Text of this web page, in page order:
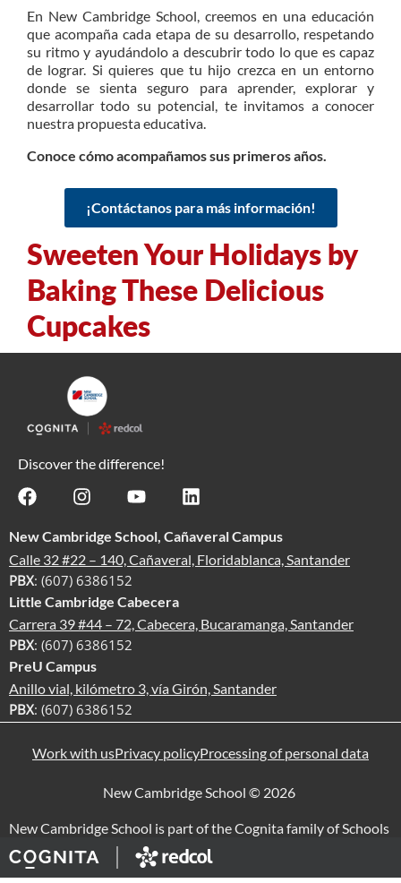
En New Cambridge School, creemos en una educación
que acompaña cada etapa de su desarrollo, respetando
su ritmo y ayudándolo a descubrir todo lo que es capaz
de lograr. Si quieres que tu hijo crezca en un entorno
donde se sienta seguro para aprender, explorar y
desarrollar todo su potencial, te invitamos a conocer
nuestra propuesta educativa.
Conoce cómo acompañamos sus primeros años.
¡Contáctanos para más información!
Sweeten Your Holidays by
Baking These Delicious
Cupcakes
Discover the difference!
New Cambridge School, Cañaveral Campus
Calle 32 #22 – 140, Cañaveral, Floridablanca, Santander
PBX: (607) 6386152
Little Cambridge Cabecera
Carrera 39 #44 – 72, Cabecera, Bucaramanga, Santander
PBX: (607) 6386152
PreU Campus
Anillo vial, kilómetro 3, vía Girón, Santander
PBX: (607) 6386152
Work with usPrivacy policyProcessing of personal data
New Cambridge School © 2026
New Cambridge School is part of the Cognita family of Schools